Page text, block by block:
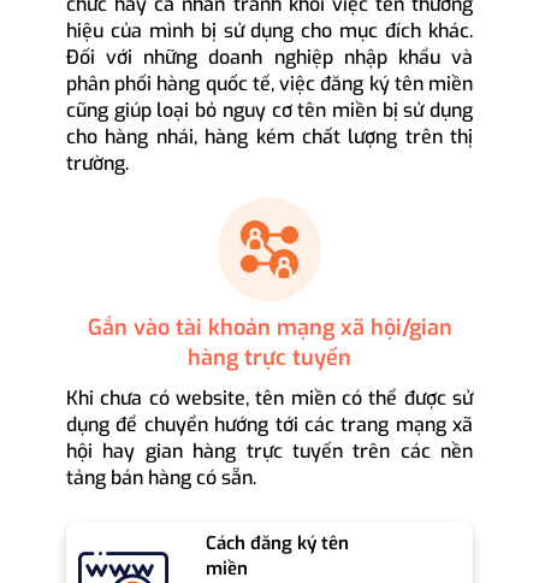
hiệu của mình bị sử dụng cho mục đích khác.
Đối với những doanh nghiệp nhập khẩu và
phân phối hàng quốc tế, việc đăng ký tên miền
cũng giúp loại bỏ nguy cơ tên miền bị sử dụng
cho hàng nhái, hàng kém chất lượng trên thị
trường.
Gắn vào tài khoản mạng xã hội/gian
hàng trực tuyến
Khi chưa có website, tên miền có thể được sử
dụng để chuyển hướng tới các trang mạng xã
hội hay gian hàng trực tuyến trên các nền
tảng bán hàng có sẵn.
Cách đăng ký tên
miền